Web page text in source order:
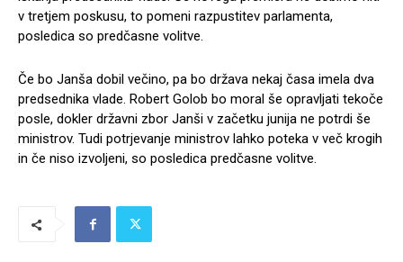
v tretjem poskusu, to pomeni razpustitev parlamenta,
posledica so predčasne volitve.
Če bo Janša dobil večino, pa bo država nekaj časa imela dva
predsednika vlade. Robert Golob bo moral še opravljati tekoče
posle, dokler državni zbor Janši v začetku junija ne potrdi še
ministrov. Tudi potrjevanje ministrov lahko poteka v več krogih
in če niso izvoljeni, so posledica predčasne volitve.